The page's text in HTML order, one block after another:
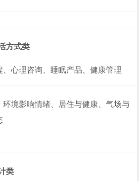
方式类
、心理咨询、睡眠产品、健康管理
环境影响情绪、居住与健康、气场与
类